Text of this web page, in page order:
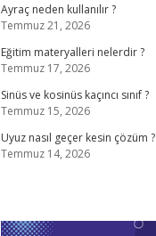
Ayraç neden kullanılır ?
Temmuz 21, 2026
Eğitim materyalleri nelerdir ?
Temmuz 17, 2026
Sinüs ve kosinüs kaçıncı sınıf ?
Temmuz 15, 2026
Uyuz nasıl geçer kesin çözüm ?
Temmuz 14, 2026